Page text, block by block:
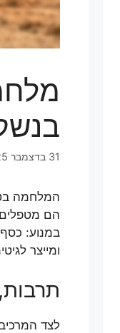
31 בדצמבר 2025
המלחמה
הם מטפלים
במנוע:
ומייצר
לצד